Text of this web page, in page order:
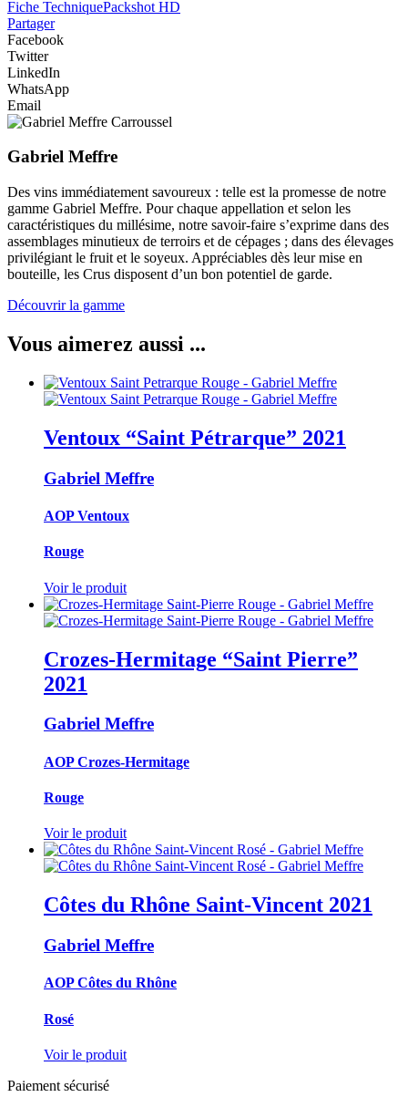
Fiche TechniquePackshot HD
Partager
Facebook
Twitter
LinkedIn
WhatsApp
Email
Gabriel Meffre
Des vins immédiatement savoureux : telle est la promesse de notre
gamme Gabriel Meffre. Pour chaque appellation et selon les
caractéristiques du millésime, notre savoir-faire s’exprime dans des
assemblages minutieux de terroirs et de cépages ; dans des élevages
privilégiant le fruit et le soyeux. Appréciables dès leur mise en
bouteille, les Crus disposent d’un bon potentiel de garde.
Découvrir la gamme
Vous aimerez aussi ...
Ventoux “Saint Pétrarque” 2021
Gabriel Meffre
AOP Ventoux
Rouge
Voir le produit
Crozes-Hermitage “Saint Pierre”
2021
Gabriel Meffre
AOP Crozes-Hermitage
Rouge
Voir le produit
Côtes du Rhône Saint-Vincent 2021
Gabriel Meffre
AOP Côtes du Rhône
Rosé
Voir le produit
Paiement sécurisé